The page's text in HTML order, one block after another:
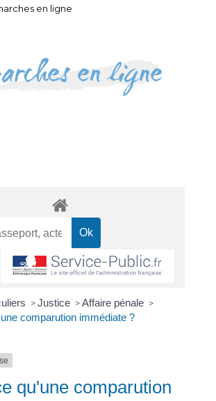
en ligne
en ligne
> Justice > Affaire pénale >
comparution immédiate ?
qu'une comparution